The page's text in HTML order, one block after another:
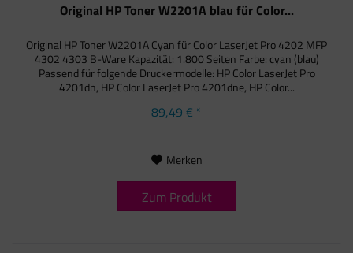
Original HP Toner W2201A blau für Color...
Original HP Toner W2201A Cyan für Color LaserJet Pro 4202 MFP
4302 4303 B-Ware Kapazität: 1.800 Seiten Farbe: cyan (blau)
Passend für folgende Druckermodelle: HP Color LaserJet Pro
4201dn, HP Color LaserJet Pro 4201dne, HP Color...
89,49 € *
Merken
Zum Produkt